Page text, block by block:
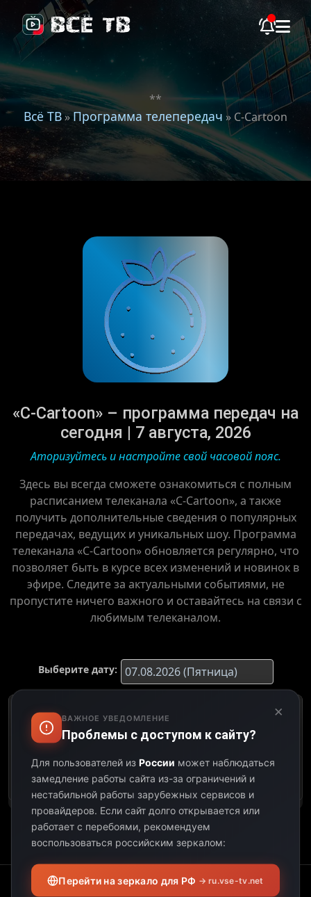
**
Всё ТВ»Программа телепередач » C-Cartoon
«C-Cartoon» – программа передач на
сегодня | 7 августа, 2026
Аторизуйтесь и настройте свой часовой пояс.
Здесь вы всегда сможете ознакомиться с полным
расписанием телеканала «C-Cartoon», а также
получить дополнительные сведения о популярных
передачах, ведущих и уникальных шоу. Программа
телеканала «C-Cartoon» обновляется регулярно, что
позволяет быть в курсе всех изменений и новинок в
эфире. Следите за актуальными событиями, не
пропустите ничего важного и оставайтесь на связи с
любимым телеканалом.
Выберите дату:
К сожалению, этот
телеканал не
программу передач на
выбранную дату.
×
ВАЖНОЕ УВЕДОМЛЕНИЕ
Проблемы с доступом к сайту?
Для пользователей из России может наблюдаться
замедление работы сайта из-за ограничений и
нестабильной работы зарубежных сервисов и
провайдеров. Если сайт долго открывается или
работает с перебоями, рекомендуем
воспользоваться российским зеркалом:
Перейти на зеркало для РФ → ru.vse-tv.net